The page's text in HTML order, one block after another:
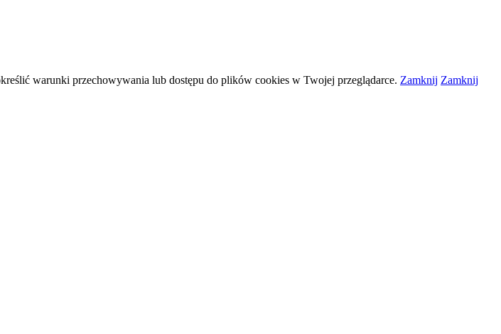
warunki przechowywania lub dostępu do plików cookies w Twojej przeglądarce. Zamknij Zamknij